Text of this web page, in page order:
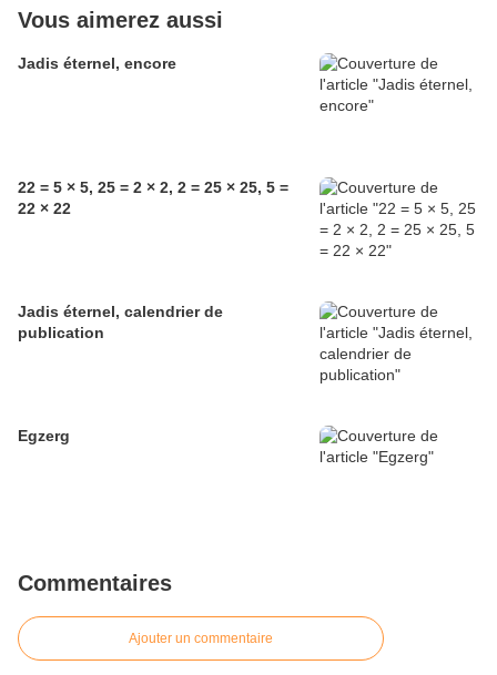
Vous aimerez aussi
Jadis éternel, encore
22 = 5 × 5, 25 = 2 × 2, 2 = 25 × 25, 5 =
22 × 22
Jadis éternel, calendrier de
publication
Egzerg
Commentaires
Ajouter un commentaire